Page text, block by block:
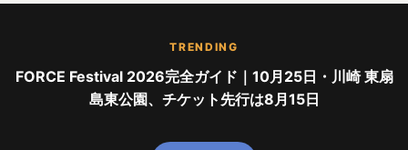
TRENDING
FORCE Festival 2026完全ガイド｜10月25日・川崎 東扇
島東公園、チケット先行は8月15日